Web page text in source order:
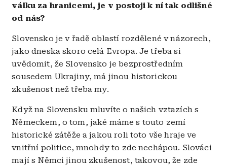
válku za hranicemi, je v postoji k ní tak odlišné
od nás?
Slovensko je v řadě oblastí rozdělené v názorech,
jako dneska skoro celá Evropa. Je třeba si
uvědomit, že Slovensko je bezprostředním
sousedem Ukrajiny, má jinou historickou
zkušenost než třeba my.
Když na Slovensku mluvíte o našich vztazích s
Německem, o tom, jaké máme s touto zemí
historické zátěže a jakou roli toto vše hraje ve
vnitřní politice, mnohdy to zde nechápou. Slováci
mají s Němci jinou zkušenost, takovou, že zde